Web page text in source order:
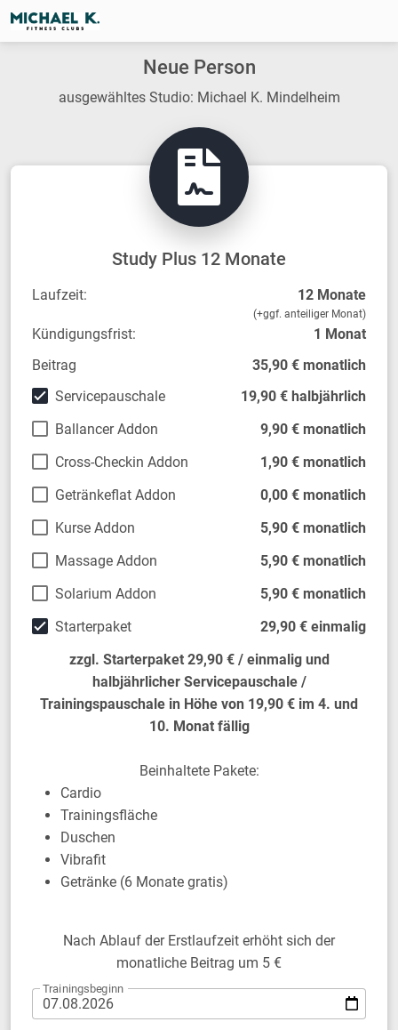
Neue Person
ausgewähltes Studio: Michael K. Mindelheim
Study Plus 12 Monate
Laufzeit: 12 Monate
(+ggf. anteiliger Monat)
Kündigungsfrist:
1 Monat
Beitrag
35,90 € monatlich
Servicepauschale
19,90 € halbjährlich
Ballancer Addon
9,90 € monatlich
Cross-Checkin Addon
1,90 € monatlich
Getränkeflat Addon
0,00 € monatlich
Kurse Addon
5,90 € monatlich
Massage Addon
5,90 € monatlich
Solarium Addon
5,90 € monatlich
Starterpaket
29,90 € einmalig
zzgl. Starterpaket 29,90 € / einmalig und
halbjährlicher Servicepauschale /
Trainingspauschale in Höhe von 19,90 € im 4. und
10. Monat fällig
Beinhaltete Pakete:
Cardio
Trainingsfläche
Duschen
Vibrafit
Getränke (6 Monate gratis)
Nach Ablauf der Erstlaufzeit erhöht sich der
monatliche Beitrag um 5 €
Trainingsbeginn